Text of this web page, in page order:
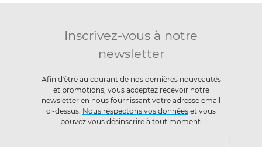
Inscrivez-vous à notre
newsletter
Afin d'être au courant de nos dernières nouveautés
et promotions, vous acceptez recevoir notre
newsletter en nous fournissant votre adresse email
ci-dessus. Nous respectons vos données et vous
pouvez vous désinscrire à tout moment.